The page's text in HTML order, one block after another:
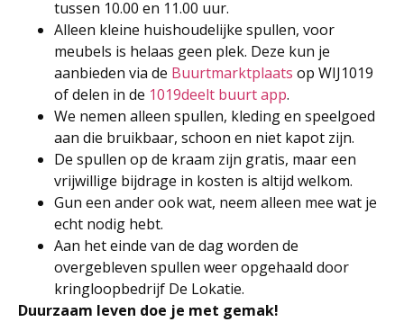
tussen 10.00 en 11.00 uur.
Alleen kleine huishoudelijke spullen, voor
meubels is helaas geen plek. Deze kun je
aanbieden via de Buurtmarktplaats op WIJ1019
of delen in de 1019deelt buurt app.
We nemen alleen spullen, kleding en speelgoed
aan die bruikbaar, schoon en niet kapot zijn.
De spullen op de kraam zijn gratis, maar een
vrijwillige bijdrage in kosten is altijd welkom.
Gun een ander ook wat, neem alleen mee wat je
echt nodig hebt.
Aan het einde van de dag worden de
overgebleven spullen weer opgehaald door
kringloopbedrijf De Lokatie.
Duurzaam leven doe je met gemak!